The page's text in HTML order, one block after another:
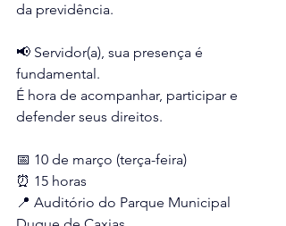
da previdência.
📢 Servidor(a), sua presença é
fundamental.
É hora de acompanhar, participar e
defender seus direitos.
📅 10 de março (terça-feira)
⏰ 15 horas
📍 Auditório do Parque Municipal